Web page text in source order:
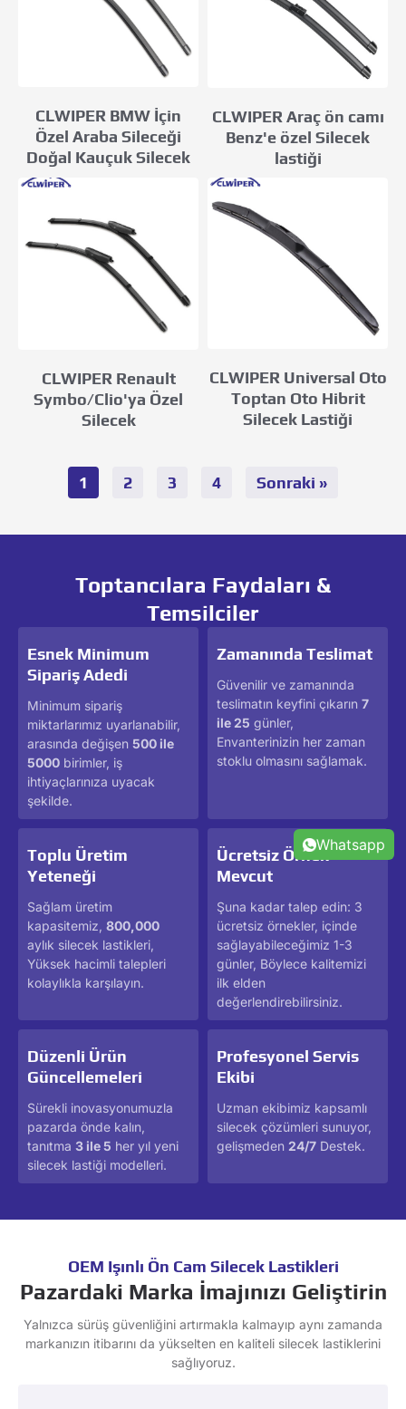
CLWIPER BMW İçin
Özel Araba Sileceği
Doğal Kauçuk Silecek
CLWIPER Araç ön camı
Benz'e özel Silecek
lastiği
CLWIPER Renault
Symbo/Clio'ya Özel
Silecek
CLWIPER Universal Oto
Toptan Oto Hibrit
Silecek Lastiği
1 2 3 4 Sonraki »
Toptancılara Faydaları &
Temsilciler
Esnek Minimum
Sipariş Adedi
Minimum sipariş
miktarlarımız uyarlanabilir,
arasında değişen 500 ile
5000 birimler, iş
ihtiyaçlarınıza uyacak
şekilde.
Zamanında Teslimat
Güvenilir ve zamanında
teslimatın keyfini çıkarın 7
ile 25 günler,
Envanterinizin her zaman
stoklu olmasını sağlamak.
Toplu Üretim
Yeteneği
Sağlam üretim
kapasitemiz, 800,000
aylık silecek lastikleri,
Yüksek hacimli talepleri
kolaylıkla karşılayın.
Ücretsiz Örnek
Mevcut
Şuna kadar talep edin: 3
ücretsiz örnekler, içinde
sağlayabileceğimiz 1-3
günler, Böylece kalitemizi
ilk elden
değerlendirebilirsiniz.
Düzenli Ürün
Güncellemeleri
Sürekli inovasyonumuzla
pazarda önde kalın,
tanıtma 3 ile 5 her yıl yeni
silecek lastiği modelleri.
Profesyonel Servis
Ekibi
Uzman ekibimiz kapsamlı
silecek çözümleri sunuyor,
gelişmeden 24/7 Destek.
OEM Işınlı Ön Cam Silecek Lastikleri
Pazardaki Marka İmajınızı Geliştirin
Yalnızca sürüş güvenliğini artırmakla kalmayıp aynı zamanda
markanızın itibarını da yükselten en kaliteli silecek lastiklerini
sağlıyoruz.
Whatsapp